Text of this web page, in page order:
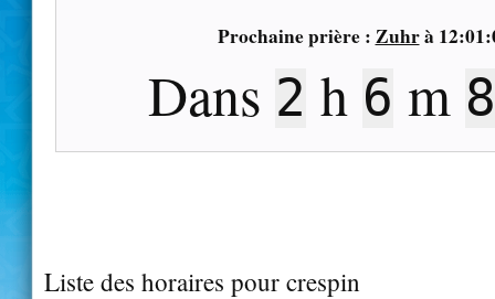
Prochaine prière : Zuhrà
Dans 2 h 6 m 7
Liste des horaires pour crespin